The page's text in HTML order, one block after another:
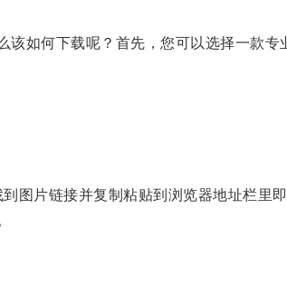
如何下载呢？首先，您可以选择一款
片链接并复制粘贴到浏览器地址栏里即